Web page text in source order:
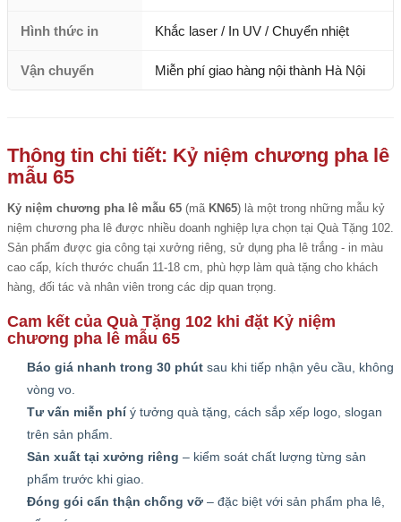
Hình thức in Khắc laser / In UV / Chuyển nhiệt
Vận chuyển Miễn phí giao hàng nội thành Hà Nội
Thông tin chi tiết: Kỷ niệm chương pha lê
mẫu 65
Kỷ niệm chương pha lê mẫu 65 (mã KN65) là một trong những mẫu kỷ
niệm chương pha lê được nhiều doanh nghiệp lựa chọn tại Quà Tặng 102.
Sản phẩm được gia công tại xưởng riêng, sử dụng pha lê trắng - in màu
cao cấp, kích thước chuẩn 11-18 cm, phù hợp làm quà tặng cho khách
hàng, đối tác và nhân viên trong các dịp quan trọng.
Cam kết của Quà Tặng 102 khi đặt Kỷ niệm
chương pha lê mẫu 65
Báo giá nhanh trong 30 phút sau khi tiếp nhận yêu cầu, không
vòng vo.
Tư vấn miễn phíý tưởng quà tặng, cách sắp xếp logo, slogan
trên sản phẩm.
Sản xuất tại xưởng riêng – kiểm soát chất lượng từng sản
phẩm trước khi giao.
Đóng gói cẩn thận chống vỡ – đặc biệt với sản phẩm pha lê,